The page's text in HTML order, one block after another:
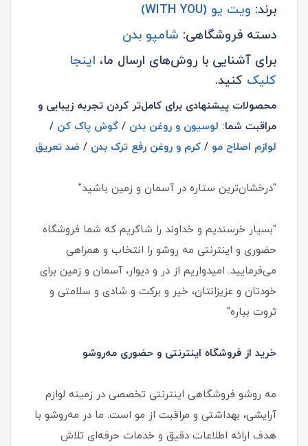
برند: ویت یو (WITH YOU)
دسته فروشگاهی: شامپو بدن
برای آشنایی با روش‌های ارسال ما، اینجا
کلیک کنید.
محصولات پیشنهادی برای کامل‌تر کردن تجربه زیبایی و
مراقبت شما: لوسیون و روغن بدن / گوش پاک کن /
لوازم اصلاح مو / کرم و روغن رفع ترک بدن / ضد تعریق
"درخشان‌ترین ستاره در آسمان و زمین باشید"
"بسیار خرسندیم و خداوند را شاکریم که شما فروشگاه
حضوری و اینترنتی مه روشو را انتخاب و همراهی
می‌فرمایید. امیدواریم از در و دیوار، آسمان و زمین برای
خودتان و عزیزانتان، خیر و برکت و شادی و سلامتی و
ثروت بباره"
خرید از فروشگاه اینترنتی و حضوری مه‌روشو
مه‌ روشو فروشگاهی اینترنتی تخصصی در زمینه لوازم
آرایشی، بهداشتی و مراقبت از مو است. ما در مه‌روشو با
هدف ارائه اطلاعات دقیق و خدمات حرفه‌ای تلاش